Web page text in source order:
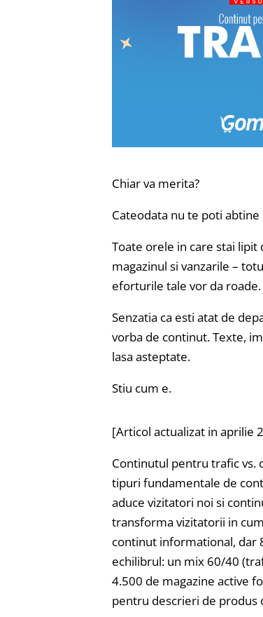
Chiar va merita?
Cateodata nu te poti
Toate orele in care stai
magazinul si vanzarile –
eforturile tale vor da roade.
Senzatia ca esti atat de
vorba de continut. Texte,
lasa asteptate.
Stiu cum e.
[Articol actualizat in aprilie
Continutul pentru trafic vs.
tipuri fundamentale de
aduce vizitatori noi si
transforma vizitatorii in
continut informational, dar
echilibrul: un mix 60/40
4.500 de magazine active
pentru descrieri de produs